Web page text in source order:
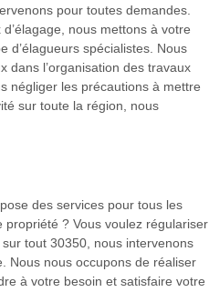
pour toutes demandes.
nous mettons à votre
d’élagueurs spécialistes. Nous
dans l’organisation des travaux
négliger les précautions à mettre
sur toute la région, nous
des services pour tous les
propriété ? Vous voulez régulariser
tout 30350, nous intervenons
Nous nous occupons de réaliser
à votre besoin et satisfaire votre